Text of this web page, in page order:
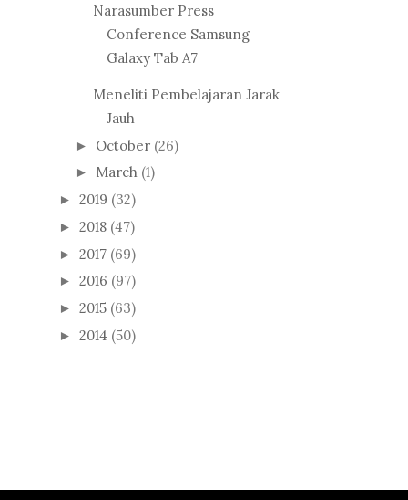
Narasumber Press
Conference Samsung
Galaxy Tab A7
Meneliti Pembelajaran Jarak
Jauh
► October (26)
► March (1)
► 2019 (32)
► 2018 (47)
► 2017 (69)
► 2016 (97)
► 2015 (63)
► 2014 (50)